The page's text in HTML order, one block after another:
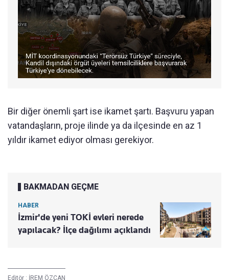
Bir diğer önemli şart ise ikamet şartı. Başvuru yapan
vatandaşların, proje ilinde ya da ilçesinde en az 1
yıldır ikamet ediyor olması gerekiyor.
BAKMADAN GEÇME
HABER
İzmir'de yeni TOKİ evleri nerede
yapılacak? İlçe dağılımı açıklandı
Editör : İREM ÖZCAN